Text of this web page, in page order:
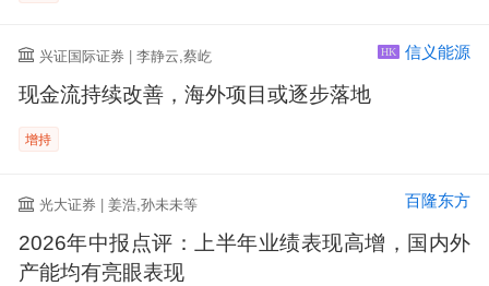
兴证国际证券 | 李静云,蔡屹 HK 信义能源
现金流持续改善，海外项目或逐步落地
增持
光大证券 | 姜浩,孙未未等 百隆东方
2026年中报点评：上半年业绩表现高增，国内外
产能均有亮眼表现